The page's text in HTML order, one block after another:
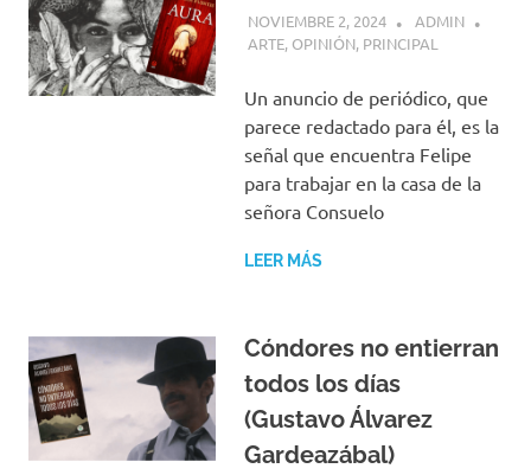
NOVIEMBRE 2, 2024
ADMIN
ARTE, OPINIÓN, PRINCIPAL
Un anuncio de periódico, que
parece redactado para él, es la
señal que encuentra Felipe
para trabajar en la casa de la
señora Consuelo
LEER MÁS
Cóndores no entierran
todos los días
(Gustavo Álvarez
Gardeazábal)